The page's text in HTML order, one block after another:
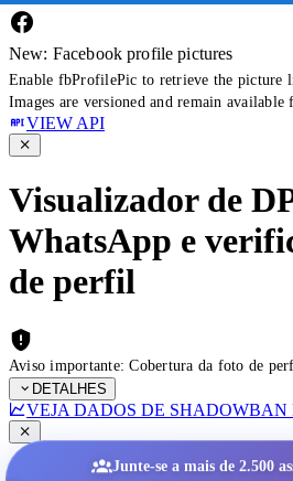
New: Facebook profile pictures
Enable fbProfilePic to retrieve the picture
Images are versioned and remain available
VIEW API
Visualizador de
WhatsApp e
de perfil
Aviso importante: Cobertura da foto de
DETALHES
VEJA DADOS DE SHADOWBAN
Junte-se a mais de 2.500